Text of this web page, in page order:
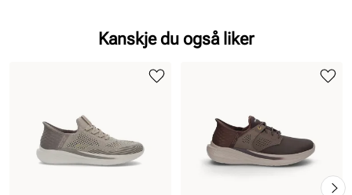
Kanskje du også liker